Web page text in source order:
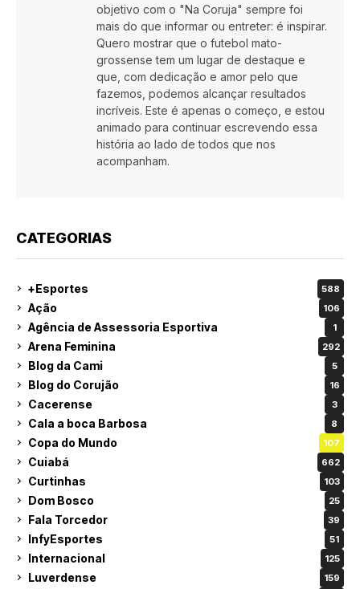
objetivo com o "Na Coruja" sempre foi
mais do que informar ou entreter: é inspirar.
Quero mostrar que o futebol mato-
grossense tem um lugar de destaque e
que, com dedicação e amor pelo que
fazemos, podemos alcançar resultados
incríveis. Este é apenas o começo, e estou
animado para continuar escrevendo essa
história ao lado de todos que nos
acompanham.
CATEGORIAS
+Esportes 588
Ação 106
Agência de Assessoria Esportiva 1
Arena Feminina 292
Blog da Cami 5
Blog do Corujão 16
Cacerense 3
Cala a boca Barbosa 8
Copa do Mundo 107
Cuiabá 662
Curtinhas 103
Dom Bosco 25
Fala Torcedor 39
InfyEsportes 51
Internacional 125
Luverdense 159